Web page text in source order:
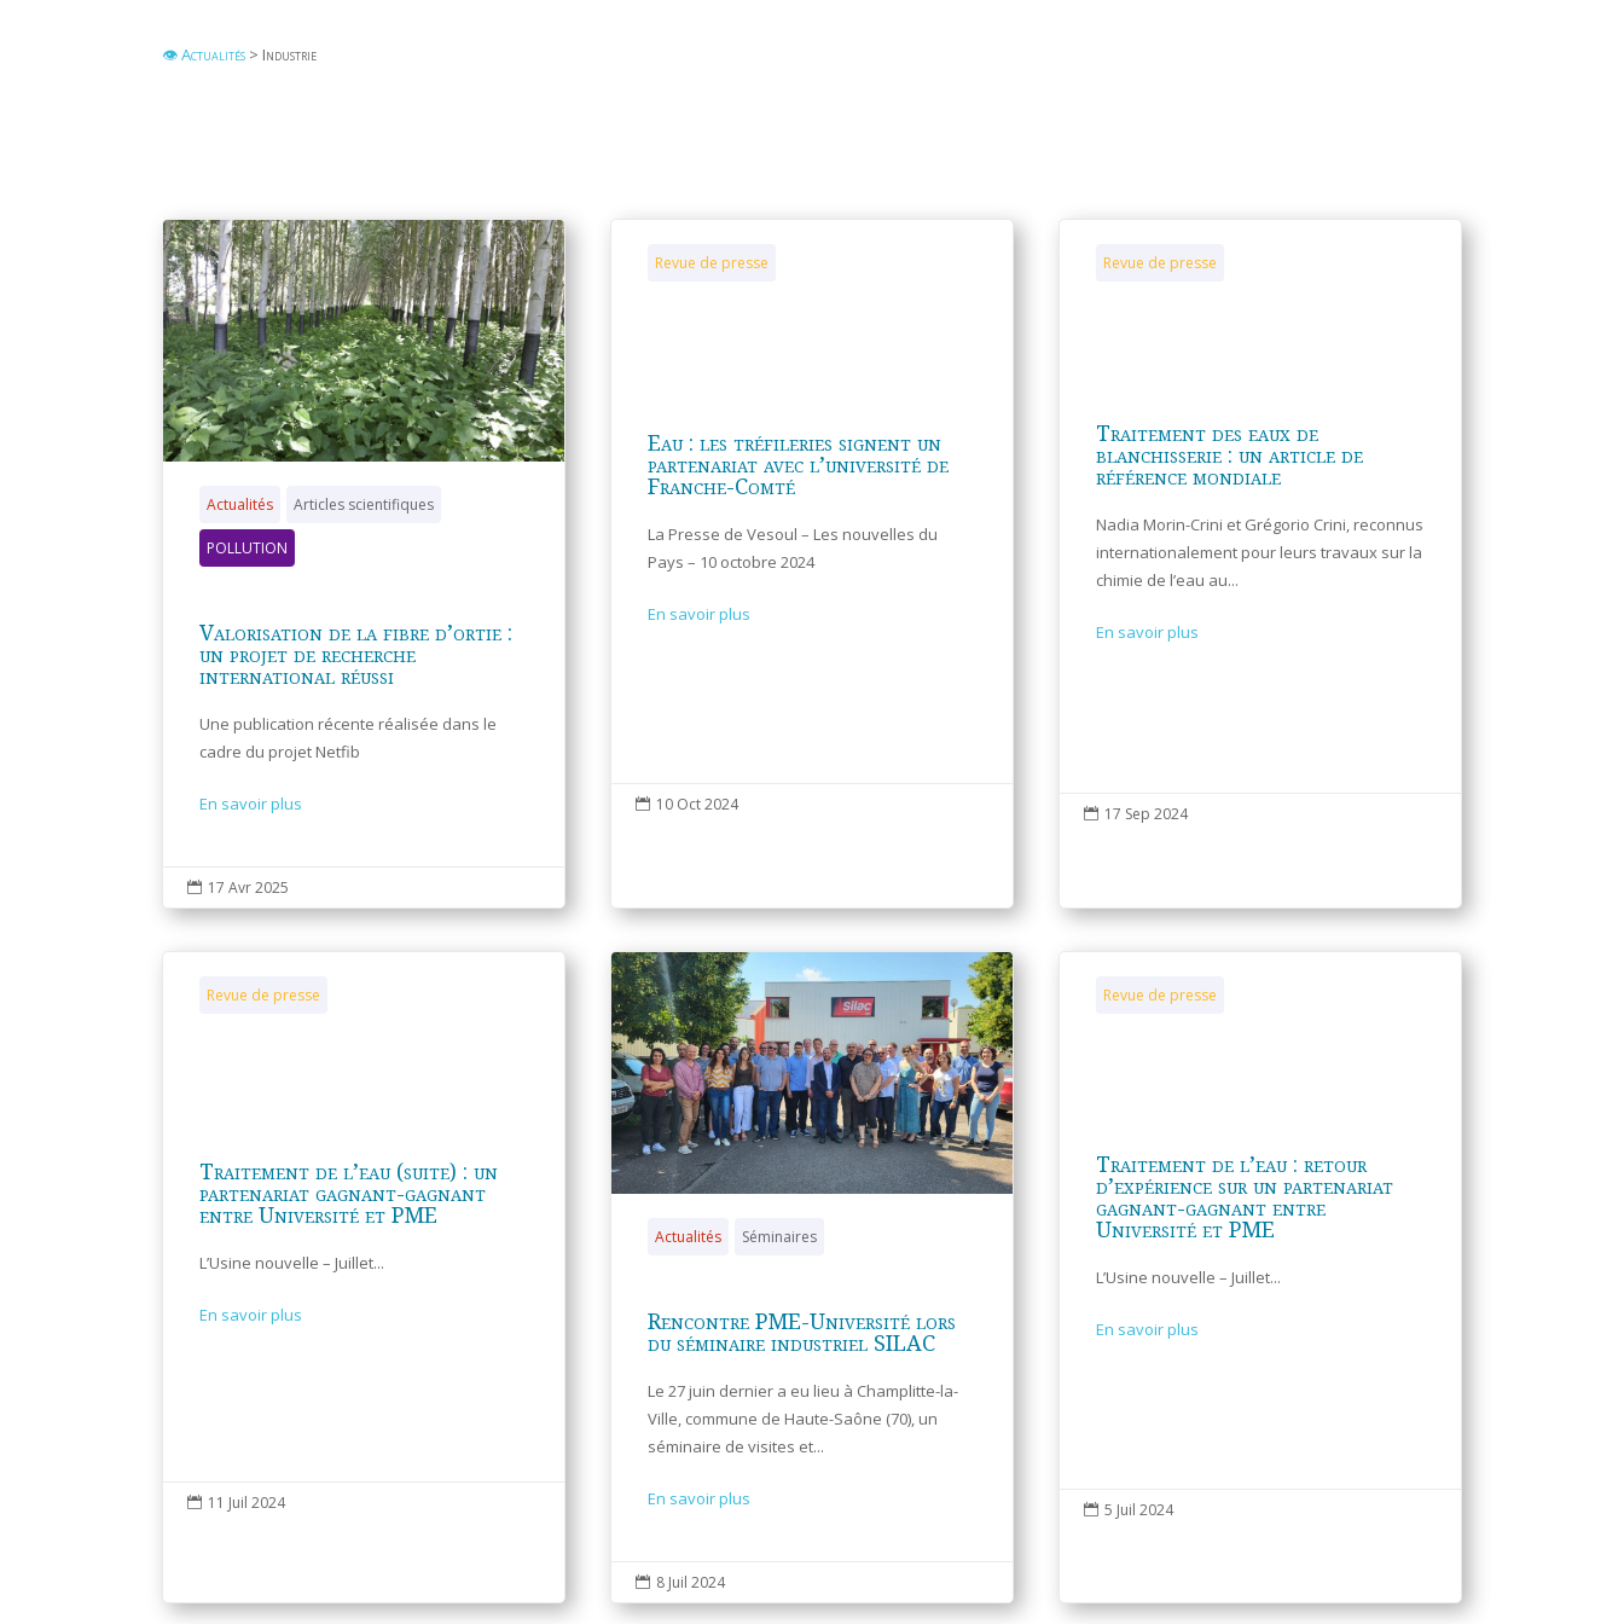
👁 Actualités > Industrie
Actualités Articles scientifiques
POLLUTION
Valorisation de la fibre d’ortie :
un projet de recherche
international réussi
Une publication récente réalisée dans le
cadre du projet Netfib
En savoir plus
 17 Avr 2025
Revue de presse
Eau : les tréfileries signent un
partenariat avec l’université de
Franche-Comté
La Presse de Vesoul – Les nouvelles du
Pays – 10 octobre 2024
En savoir plus
 10 Oct 2024
Revue de presse
Traitement des eaux de
blanchisserie : un article de
référence mondiale
Nadia Morin-Crini et Grégorio Crini, reconnus
internationalement pour leurs travaux sur la
chimie de l’eau au...
En savoir plus
 17 Sep 2024
Revue de presse
Traitement de l’eau (suite) : un
partenariat gagnant-gagnant
entre Université et PME
L’Usine nouvelle – Juillet...
En savoir plus
 11 Juil 2024
Actualités Séminaires
Rencontre PME-Université lors
du séminaire industriel SILAC
Le 27 juin dernier a eu lieu à Champlitte-la-
Ville, commune de Haute-Saône (70), un
séminaire de visites et...
En savoir plus
 8 Juil 2024
Revue de presse
Traitement de l’eau : retour
d’expérience sur un partenariat
gagnant-gagnant entre
Université et PME
L’Usine nouvelle – Juillet...
En savoir plus
 5 Juil 2024